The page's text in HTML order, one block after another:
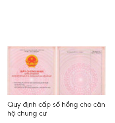
Quy định cấp sổ hồng cho căn
hộ chung cư